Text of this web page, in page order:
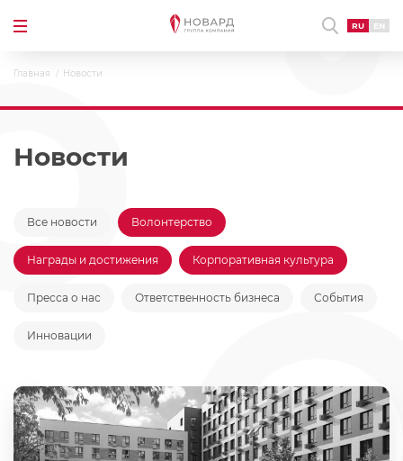
RU EN
Главная Новости
Новости
Все новости Волонтерство
Награды и достижения Корпоративная культура
Пресса о нас Ответственность бизнеса События
Инновации